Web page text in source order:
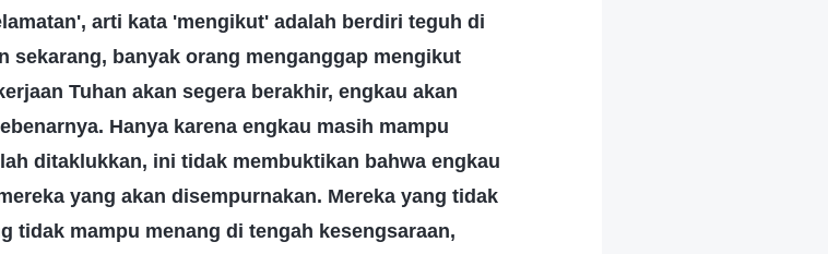
arti kata 'mengikut' adalah berdiri teguh di
sekarang, banyak orang menganggap mengikut
Tuhan akan segera berakhir, engkau akan
Hanya karena engkau masih mampu
ditaklukkan, ini tidak membuktikan bahwa engkau
yang akan disempurnakan. Mereka yang tidak
tidak mampu menang di tengah kesengsaraan,